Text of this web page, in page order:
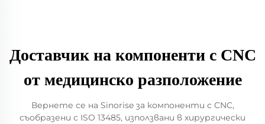
Доставчик на компоненти с CNC
от медицинско разположение
Вернете се на Sinorise за компоненти с CNC,
съобразени с ISO 13485, използвани в хирургически